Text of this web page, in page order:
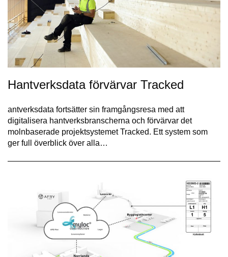
Hantverksdata förvärvar Tracked
antverksdata fortsätter sin framgångsresa med att
digitalisera hantverksbranscherna och förvärvar det
molnbaserade projektsystemet Tracked. Ett system som
ger full överblick över alla…